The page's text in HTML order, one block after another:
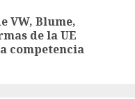
VW, Blume,
de la UE
competencia